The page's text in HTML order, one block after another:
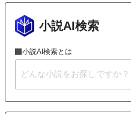
小説AI検索
小説AI検索とは